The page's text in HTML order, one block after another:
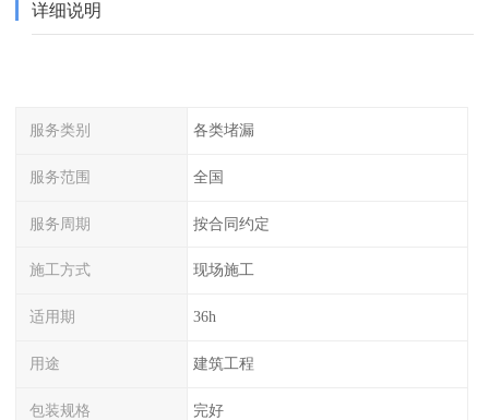
详细说明
服务类别 各类堵漏
服务范围 全国
服务周期 按合同约定
施工方式 现场施工
适用期 36h
用途 建筑工程
包装规格 完好